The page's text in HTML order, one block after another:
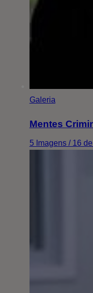
Galeria
Mentes
5 Imagens / 16